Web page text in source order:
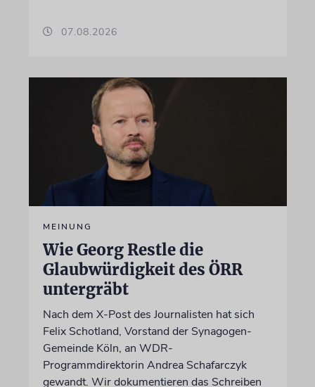
07.08.2026
MEINUNG
Wie Georg Restle die
Glaubwürdigkeit des ÖRR
untergräbt
Nach dem X-Post des Journalisten hat sich
Felix Schotland, Vorstand der Synagogen-
Gemeinde Köln, an WDR-
Programmdirektorin Andrea Schafarczyk
gewandt. Wir dokumentieren das Schreiben